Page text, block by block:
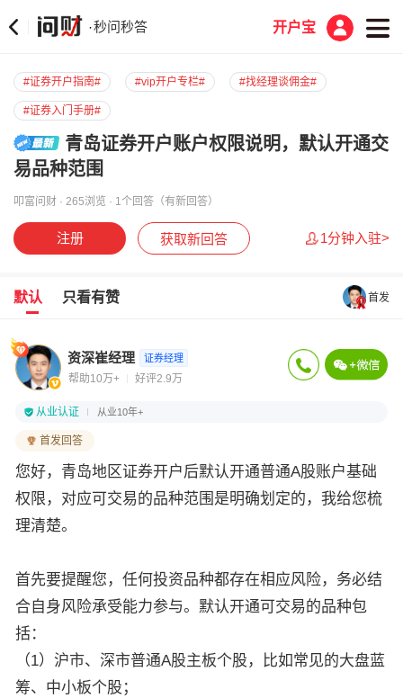
·秒问秒答 开户宝
#证券开户指南# #vip开户专栏# #找经理谈佣金#
#证券入门手册#
青岛证券开户账户权限说明，默认开通交
易品种范围
叩富问财 · 265浏览 · 1个回答（有新回答）
注册 获取新回答 1分钟入驻>
默认 只看有赞 首发
资深崔经理 证券经理
帮助10万+ 好评2.9万
从业认证 从业10年+
首发回答
您好，青岛地区证券开户后默认开通普通A股账户基础
权限，对应可交易的品种范围是明确划定的，我给您梳
理清楚。
首先要提醒您，任何投资品种都存在相应风险，务必结
合自身风险承受能力参与。默认开通可交易的品种包
括：
（1）沪市、深市普通A股主板个股，比如常见的大盘蓝
筹、中小板个股；